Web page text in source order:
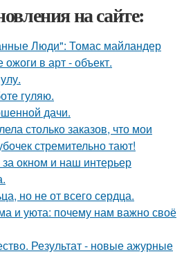
на сайте:
Люди": Томас майландер
в арт - объект.
гуляю.
дачи.
столько заказов, что мои
стремительно тают!
окном и наш интерьер
но не от всего сердца.
и уюта: почему нам важно своё
Результат - новые ажурные